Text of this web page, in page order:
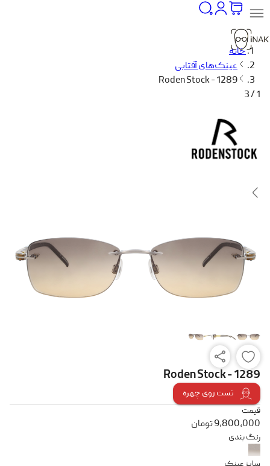
خانه
عینک‌های آفتابی
Roden Stock - 1289
1 / 3
Roden Stock - 1289
تست روی چهره
قیمت
9,800,000تومان
رنگ بندی